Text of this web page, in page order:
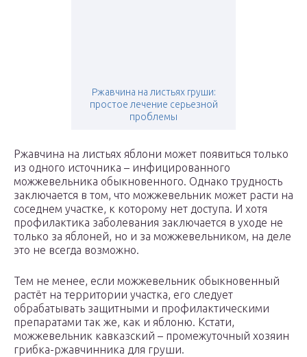
Ржавчина на листьях груши:
простое лечение серьезной
проблемы
Ржавчина на листьях яблони может появиться только
из одного источника – инфицированного
можжевельника обыкновенного. Однако трудность
заключается в том, что можжевельник может расти на
соседнем участке, к которому нет доступа. И хотя
профилактика заболевания заключается в уходе не
только за яблоней, но и за можжевельником, на деле
это не всегда возможно.
Тем не менее, если можжевельник обыкновенный
растёт на территории участка, его следует
обрабатывать защитными и профилактическими
препаратами так же, как и яблоню. Кстати,
можжевельник кавказский – промежуточный хозяин
грибка-ржавчинника для груши.